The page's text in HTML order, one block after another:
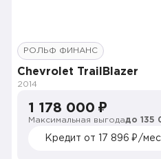
РОЛЬФ ФИНАНС
Chevrolet TrailBlazer
2014
1 178 000 ₽
Максимальная выгодадо 135
Кредит от 17 896 ₽/мес